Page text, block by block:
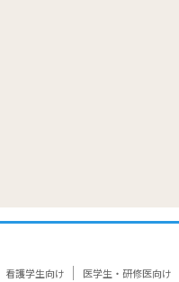
看護学生向け 医学生・研修医向け